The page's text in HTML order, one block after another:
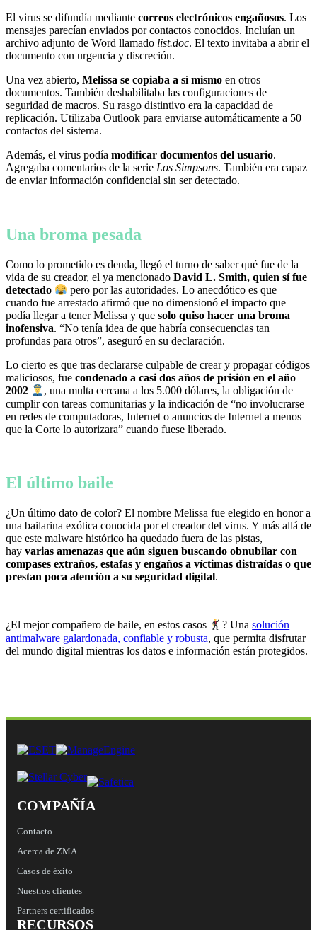
El virus se difundía mediante correos electrónicos engañosos. Los
mensajes parecían enviados por contactos conocidos. Incluían un
archivo adjunto de Word llamado list.doc. El texto invitaba a abrir el
documento con urgencia y discreción.
Una vez abierto, Melissa se copiaba a sí mismo en otros
documentos. También deshabilitaba las configuraciones de
seguridad de macros. Su rasgo distintivo era la capacidad de
replicación. Utilizaba Outlook para enviarse automáticamente a 50
contactos del sistema.
Además, el virus podía modificar documentos del usuario.
Agregaba comentarios de la serie Los Simpsons. También era capaz
de enviar información confidencial sin ser detectado.
Una broma pesada
Como lo prometido es deuda, llegó el turno de saber qué fue de la
vida de su creador, el ya mencionado David L. Smith, quien sí fue
detectado
pero por las autoridades. Lo anecdótico es que
cuando fue arrestado afirmó que no dimensionó el impacto que
podía llegar a tener Melissa y que solo quiso hacer una broma
inofensiva. “No tenía idea de que habría consecuencias tan
profundas para otros”, aseguró en su declaración.
Lo cierto es que tras declararse culpable de crear y propagar códigos
maliciosos, fue condenado a casi dos años de prisión en el año
2002
, una multa cercana a los 5.000 dólares, la obligación de
cumplir con tareas comunitarias y la indicación de “no involucrarse
en redes de computadoras, Internet o anuncios de Internet a menos
que la Corte lo autorizara” cuando fuese liberado.
El último baile
¿Un último dato de color? El nombre Melissa fue elegido en honor a
una bailarina exótica conocida por el creador del virus. Y más allá de
que este malware histórico ha quedado fuera de las pistas,
hay varias amenazas que aún siguen buscando obnubilar con
compases extraños, estafas y engaños a víctimas distraídas o que
prestan poca atención a su seguridad digital.
¿El mejor compañero de baile, en estos casos ? Unasolución
antimalware galardonada, confiable y robusta, que permita disfrutar
del mundo digital mientras los datos e información están protegidos.
COMPAÑÍA
Contacto
Acerca de ZMA
Casos de éxito
Nuestros clientes
Partners certificados
RECURSOS